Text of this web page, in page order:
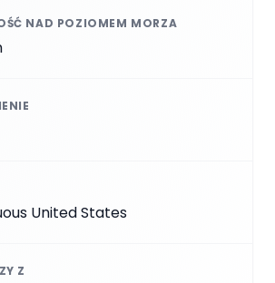
NAD POZIOMEM MORZA
United States
Z